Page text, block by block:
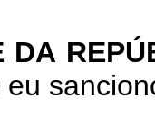
DA